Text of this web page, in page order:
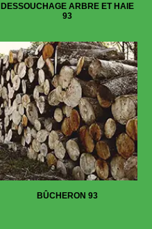
DESSOUCHAGE ARBRE ET HAIE
93
BÛCHERON 93